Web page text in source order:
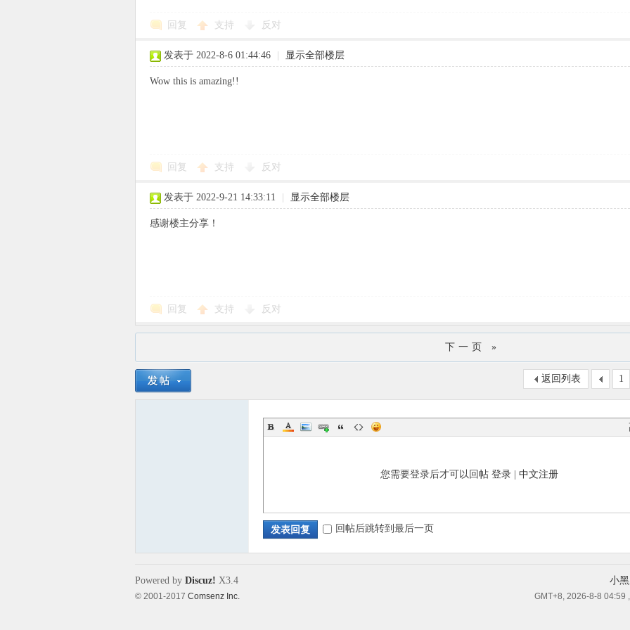
回复 支持 反对
发表于 2022-8-6 01:44:46 显示全部楼层
Wow this is amazing!!
回复 支持 反对
发表于 2022-9-21 14:33:11 显示全部楼层
感谢楼主分享！
回复 支持 反对
下一页 »
1
返回列表
您需要登录后才可以回帖 登录 中文注册
发表回复 回帖后跳转到最后一页
小
GMT+8, 2026-8-8 04:59
Powered by Discuz! X3.4
© 2001-2017 Comsenz Inc.